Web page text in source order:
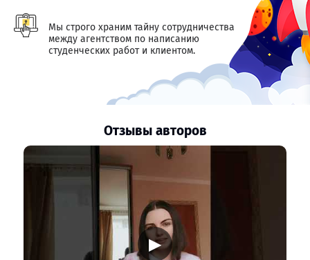
Мы строго храним тайну сотрудничества
между агентством по написанию
студенческих работ и клиентом.
Отзывы авторов
▶